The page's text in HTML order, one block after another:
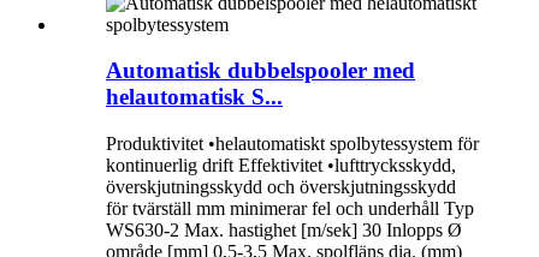
Automatisk dubbelspooler med
helautomatisk S...
Produktivitet •helautomatiskt spolbytessystem för
kontinuerlig drift Effektivitet •lufttrycksskydd,
överskjutningsskydd och överskjutningsskydd
för tvärställ mm minimerar fel och underhåll Typ
WS630-2 Max. hastighet [m/sek] 30 Inlopps Ø
område [mm] 0,5-3,5 Max. spolfläns dia. (mm)